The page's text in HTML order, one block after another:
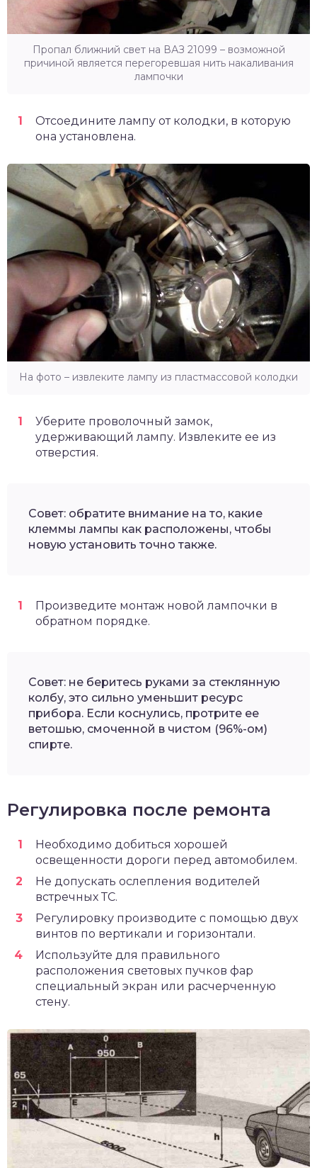
Пропал ближний свет на ВАЗ 21099 – возможной
причиной является перегоревшая нить накаливания
лампочки
Отсоедините лампу от колодки, в которую
она установлена.
На фото – извлеките лампу из пластмассовой колодки
Уберите проволочный замок,
удерживающий лампу. Извлеките ее из
отверстия.
Совет: обратите внимание на то, какие
клеммы лампы как расположены, чтобы
новую установить точно также.
Произведите монтаж новой лампочки в
обратном порядке.
Совет: не беритесь руками за стеклянную
колбу, это сильно уменьшит ресурс
прибора. Если коснулись, протрите ее
ветошью, смоченной в чистом (96%-ом)
спирте.
Регулировка после ремонта
Необходимо добиться хорошей
освещенности дороги перед автомобилем.
Не допускать ослепления водителей
встречных ТС.
Регулировку производите с помощью двух
винтов по вертикали и горизонтали.
Используйте для правильного
расположения световых пучков фар
специальный экран или расчерченную
стену.